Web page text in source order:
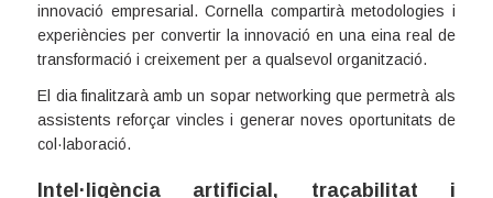
innovació empresarial. Cornella compartirà metodologies i
experiències per convertir la innovació en una eina real de
transformació i creixement per a qualsevol organització.
El dia finalitzarà amb un sopar networking que permetrà als
assistents reforçar vincles i generar noves oportunitats de
col·laboració.
Intel·ligència artificial, traçabilitat i